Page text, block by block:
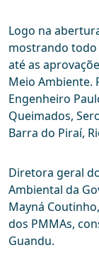
Logo na
mostrando todo
até as
Meio Ambiente.
Engenheiro
Queimados,
Barra do Piraí,
Diretora geral
Ambiental da
Mayná
dos PMMAs,
Guandu.